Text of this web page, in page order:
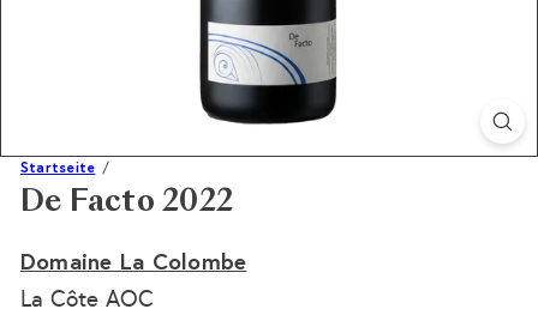
Startseite
De Facto 2022
Domaine La Colombe
La Côte AOC